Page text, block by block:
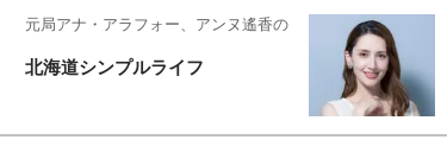
元局アナ・アラフォー、アンヌ遙香の
北海道シンプルライフ